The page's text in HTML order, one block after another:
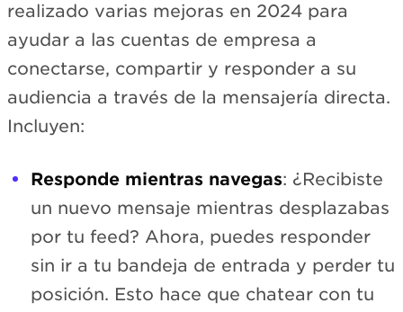
realizado varias mejoras en 2024 para
ayudar a las cuentas de empresa a
conectarse, compartir y responder a su
audiencia a través de la mensajería directa.
Incluyen:
Responde mientras navegas: ¿Recibiste
un nuevo mensaje mientras desplazabas
por tu feed? Ahora, puedes responder
sin ir a tu bandeja de entrada y perder tu
posición. Esto hace que chatear con tu